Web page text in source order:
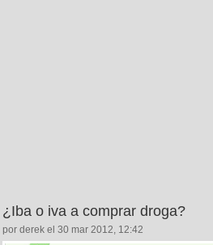
¿Iba o iva a comprar droga?
por derek el 30 mar 2012, 12:42